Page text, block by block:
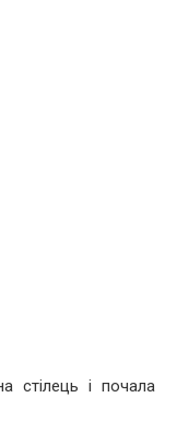
стілець і почала